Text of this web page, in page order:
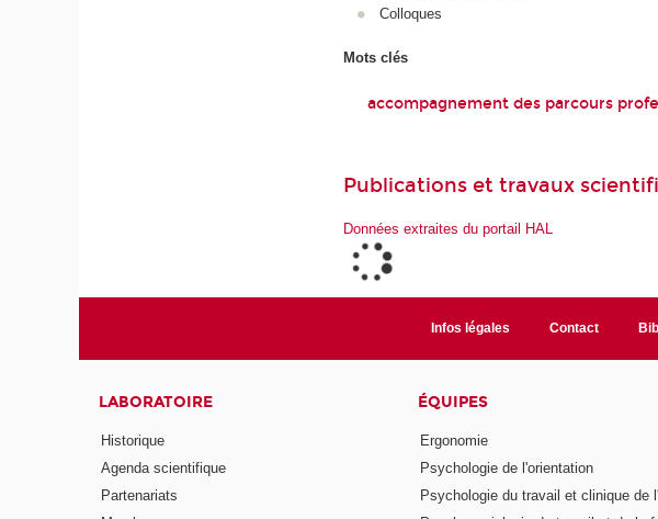
Colloques
Mots clés
accompagnement des parcours
Publications et travaux
Données extraites du portail HAL
Infos légales Contact
LABORATOIRE
Historique
Agenda scientifique
Partenariats
ÉQUIPES
Ergonomie
Psychologie de l'orientation
Psychologie du travail et clinique de